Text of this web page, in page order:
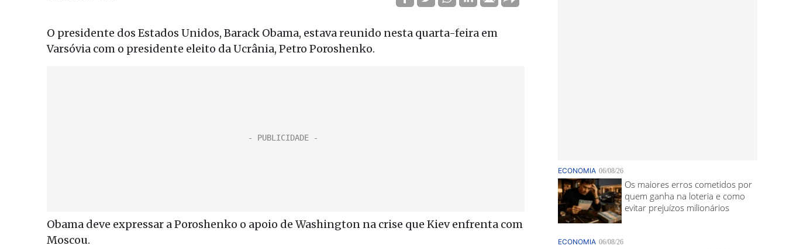
O presidente dos Estados Unidos, Barack Obama, estava reunido nesta quarta-feira em
Varsóvia com o presidente eleito da Ucrânia, Petro Poroshenko.
Obama deve expressar a Poroshenko o apoio de Washington na crise que Kiev enfrenta com
Moscou.